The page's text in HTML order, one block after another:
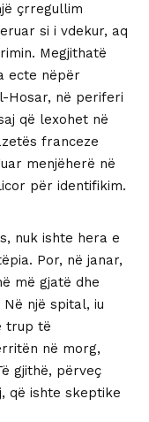
çrregullim
si i vdekur, aq
Megjithatë
ecte nëpër
Hosar, në periferi
që lexohet në
franceze
menjëherë në
për identifikim.
nuk ishte hera e
Por, në janar,
më gjatë dhe
një spital, iu
trup të
në morg,
gjithë, përveç
që ishte skeptike